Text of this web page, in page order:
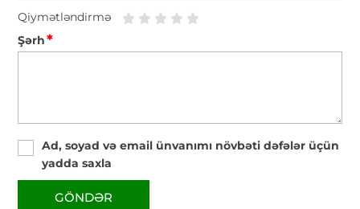
Qiymətləndirmə
Şərh*
Ad, soyad və email ünvanımı növbəti dəfələr üçün
yadda saxla
GÖNDƏR